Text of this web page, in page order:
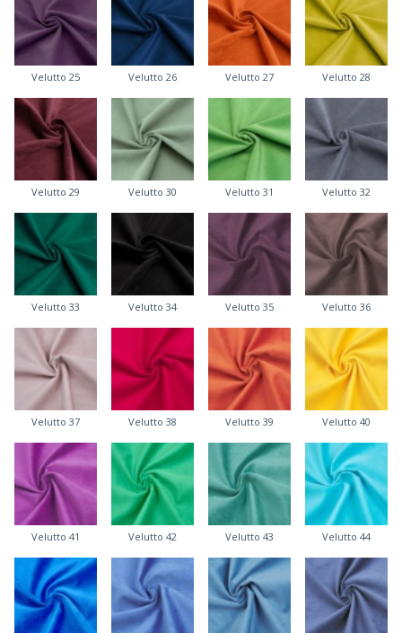
Velutto 25 Velutto 26 Velutto 27 Velutto 28
Velutto 29 Velutto 30 Velutto 31 Velutto 32
Velutto 33 Velutto 34 Velutto 35 Velutto 36
Velutto 37 Velutto 38 Velutto 39 Velutto 40
Velutto 41 Velutto 42 Velutto 43 Velutto 44